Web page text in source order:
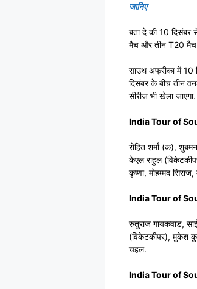
जानिए
बता दे की 10
मैच और तीन T20 मैच
साउथ अफ्रीका में 10
दिसंबर के बीच तीन
सीरीज भी खेला जाएगा.
India Tour of
रोहित शर्मा (क),
केएल राहुल
कृष्णा, मोहम्मद
India Tour of
रुतुराज गायकवाड़,
(विकेटकीपर), मुकेश
चहल.
India Tour of